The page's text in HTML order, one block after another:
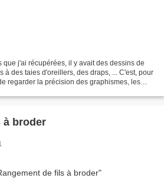
que j'ai récupérées, il y avait des dessins de
à des taies d'oreillers, des draps, ... C'est, pour
regarder la précision des graphismes, les
à broder